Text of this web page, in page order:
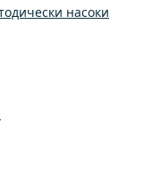
насоки